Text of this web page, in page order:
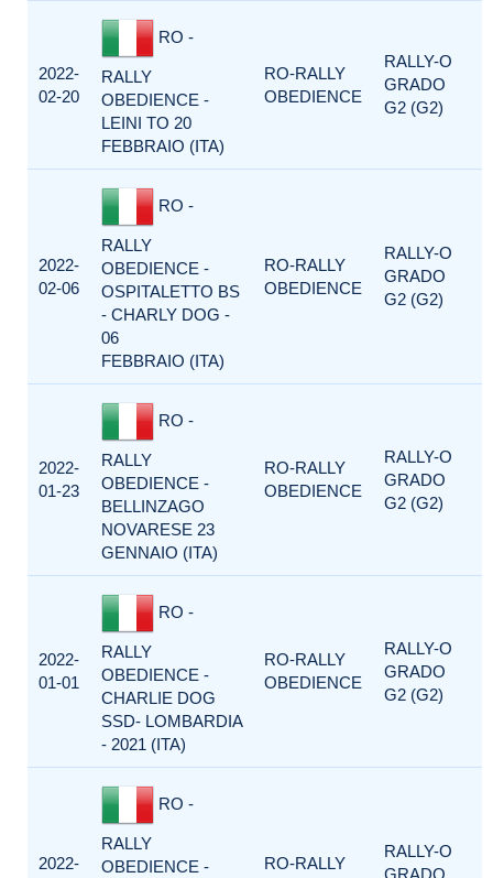
2022-
02-20
RO -
RALLY
OBEDIENCE -
LEINI TO 20
FEBBRAIO (ITA)
RO-RALLY
OBEDIENCE
RALLY-O
GRADO
G2 (G2)
2022-
02-06
RO -
RALLY
OBEDIENCE -
OSPITALETTO BS
- CHARLY DOG -
06
FEBBRAIO (ITA)
RO-RALLY
OBEDIENCE
RALLY-O
GRADO
G2 (G2)
2022-
01-23
RO -
RALLY
OBEDIENCE -
BELLINZAGO
NOVARESE 23
GENNAIO (ITA)
RO-RALLY
OBEDIENCE
RALLY-O
GRADO
G2 (G2)
2022-
01-01
RO -
RALLY
OBEDIENCE -
CHARLIE DOG
SSD- LOMBARDIA
- 2021 (ITA)
RO-RALLY
OBEDIENCE
RALLY-O
GRADO
G2 (G2)
2022-
RO -
RALLY
OBEDIENCE -
RO-RALLY
RALLY-O
GRADO